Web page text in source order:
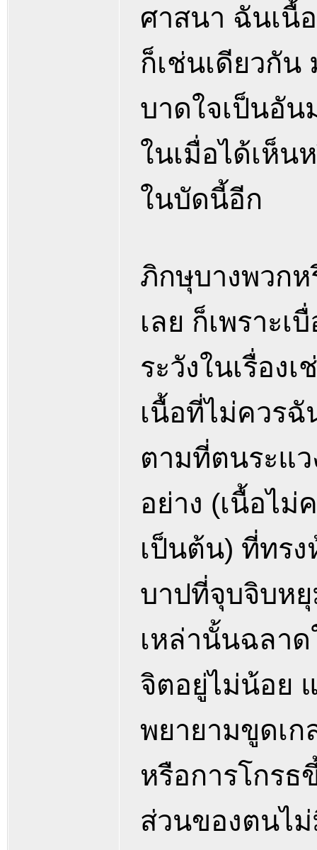
ศาสนา ฉันเนื้
ก็เช่นเดียวกั
บาดใจเป็นอัน
ในเมื่อได้เห็น
ในบัดนี้อีก
ภิกษุบางพวกห
เลย ก็เพราะ
ระวังในเรื่อง
เนื้อที่ไม่ควรฉั
ตามที่ตนระแว
อย่าง (เนื้อไม่
เป็นต้น) ที่ทร
บาปที่จุบจิบห
เหล่านั้นฉลา
จิตอยู่ไม่น้อย
พยายามขูดเก
หรือการโกร
ส่วนของตนไม่